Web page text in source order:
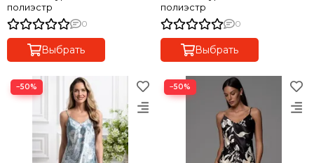
полиэстр
0
Выбрать
полиэстр
0
Выбрать
−50% −50%